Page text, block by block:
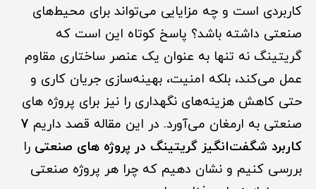
کاربردی است و چه مزایایی می‌تواند برای محیط‌های
صنعتی داشته باشد؟ پاسخ کوتاه این است که
گریتینگ نه تنها به عنوان یک عنصر ساختاری مقاوم
عمل می‌کند، بلکه امنیت، بهینه‌سازی جریان کاری و
حتی کاهش هزینه‌های نگهداری را نیز برای پروژه های
صنعتی به ارمغان می‌آورد. در این مقاله قصد داریم 7
کاربرد شگفت‌انگیز گریتینگ در پروژه های صنعتی را
بررسی کنیم و نشان دهیم که چرا هر پروژه صنعتی